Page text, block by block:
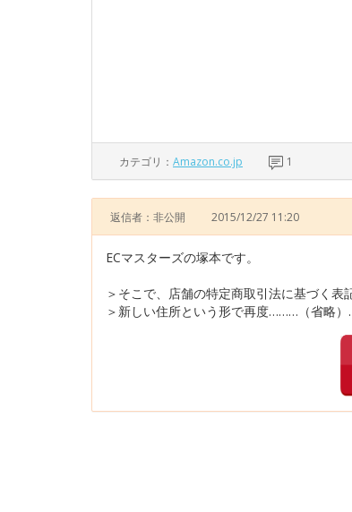
カテゴリ： Amazon.co.jp 1
返信者：非公開 2015/12/27 11:20
ECマスターズの塚本です。
＞そこで、店舗の特定商取引法に基づく表
＞新しい住所という形で再度………（省略